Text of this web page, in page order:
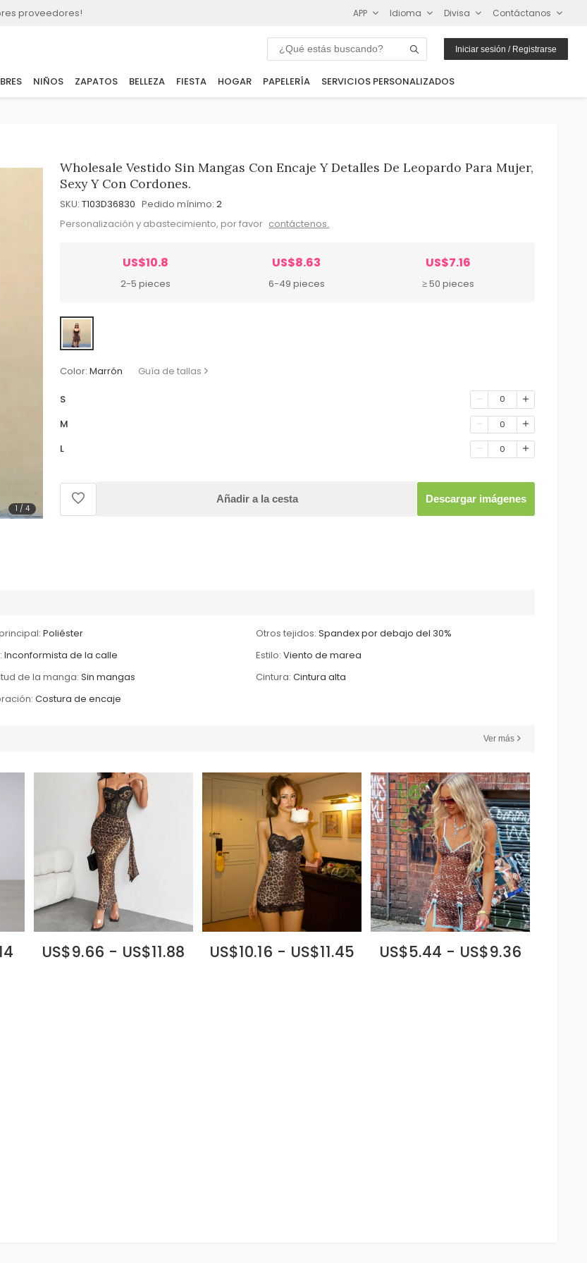
proveedores! APP Idioma Divisa Contáctanos
Iniciar sesión / Registrarse
NIÑOS ZAPATOS BELLEZA FIESTA HOGAR PAPELERÍA SERVICIOS PERSONALIZADOS
1 / 4
Wholesale Vestido Sin Mangas Con Encaje Y Detalles De Leopardo Para Mujer,
Sexy Y Con Cordones.
SKU: T103D36830 Pedido mínimo: 2
Personalización y abastecimiento, por favor contáctenos.
US$10.8
2-5 pieces
US$8.63
6-49 pieces
US$7.16
≥ 50 pieces
Color: Marrón Guía de tallas
S 0
M 0
L 0
Añadir a la cesta Descargar imágenes
Poliéster Otros tejidos: Spandex por debajo del 30%
Inconformista de la calle Estilo: Viento de marea
de la manga: Sin mangas Cintura: Cintura alta
Costura de encaje
Ver más
US$9.66 - US$11.88 US$10.16 - US$11.45 US$5.44 - US$9.36